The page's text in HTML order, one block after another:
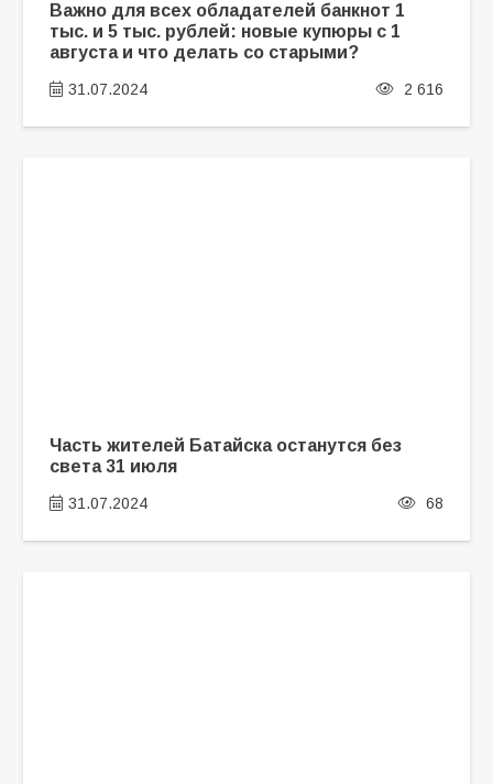
Важно для всех обладателей банкнот 1
тыс. и 5 тыс. рублей: новые купюры с 1
августа и что делать со старыми?
31.07.2024 2 616
Часть жителей Батайска останутся без
света 31 июля
31.07.2024 68